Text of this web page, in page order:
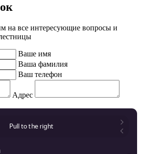
на все интересующие вопросы и
Ваше имя
Ваша фамилия
Ваш телефон
Адрес